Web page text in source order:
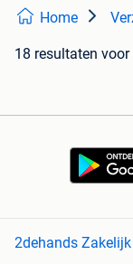
Home
18 resultaten voor
2dehands Zakelijk